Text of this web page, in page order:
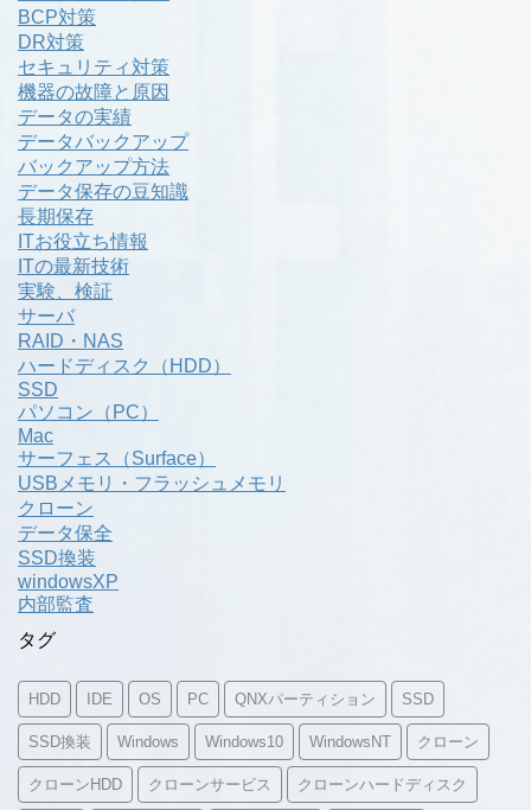
BCP対策
DR対策
セキュリティ対策
機器の故障と原因
データの実績
データバックアップ
バックアップ方法
データ保存の豆知識
長期保存
ITお役立ち情報
ITの最新技術
実験、検証
サーバ
RAID・NAS
ハードディスク（HDD）
SSD
パソコン（PC）
Mac
サーフェス（Surface）
USBメモリ・フラッシュメモリ
クローン
データ保全
SSD換装
windowsXP
内部監査
タグ
HDD IDE OS PC QNXパーティション SSD
SSD換装 Windows Windows10 WindowsNT クローン
クローンHDD クローンサービス クローンハードディスク